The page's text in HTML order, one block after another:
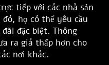
tiếp với các nhà sản
họ có thể yêu cầu
đặc biệt. Thông
ra giá thấp hơn cho
nơi khác.